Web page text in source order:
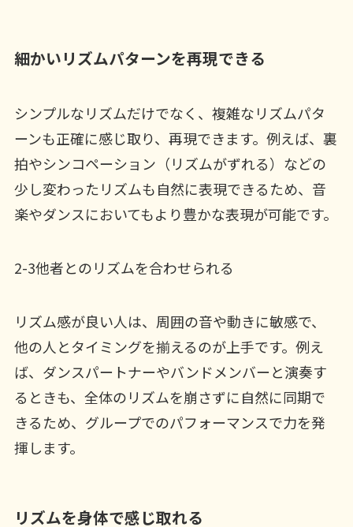
細かいリズムパターンを再現できる
シンプルなリズムだけでなく、複雑なリズムパタ
ーンも正確に感じ取り、再現できます。例えば、裏
拍やシンコペーション（リズムがずれる）などの
少し変わったリズムも自然に表現できるため、音
楽やダンスにおいてもより豊かな表現が可能です。
2-3他者とのリズムを合わせられる
リズム感が良い人は、周囲の音や動きに敏感で、
他の人とタイミングを揃えるのが上手です。例え
ば、ダンスパートナーやバンドメンバーと演奏す
るときも、全体のリズムを崩さずに自然に同期で
きるため、グループでのパフォーマンスで力を発
揮します。
リズムを身体で感じ取れる